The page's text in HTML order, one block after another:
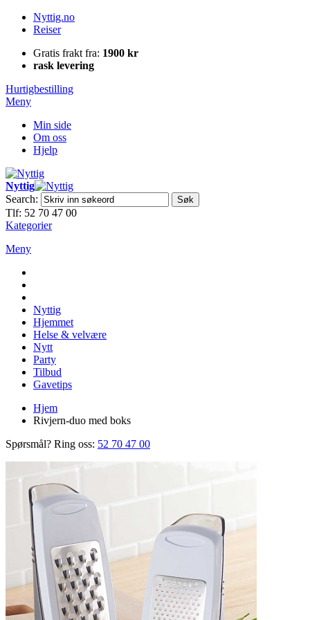
Nyttig.no
Reiser
Gratis frakt fra: 1900 kr
rask levering
Hurtigbestilling
Meny
Min side
Om oss
Hjelp
Nyttig
Search:
Søk
Tlf: 52 70 47 00
Kategorier
Meny
Nyttig
Hjemmet
Helse & velvære
Nytt
Party
Tilbud
Gavetips
Hjem
Rivjern-duo med boks
Spørsmål? Ring oss: 52 70 47 00